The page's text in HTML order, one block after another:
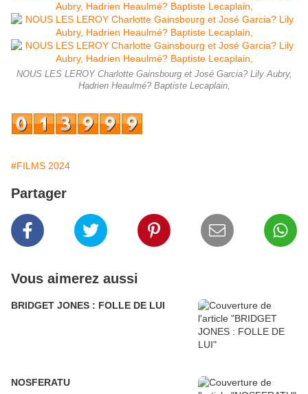
NOUS LES LEROY Charlotte Gainsbourg et José Garcia? Lily Aubry,
Hadrien Heaulmé? Baptiste Lecaplain,
#FILMS 2024
Partager
Vous aimerez aussi
BRIDGET JONES : FOLLE DE LUI
NOSFERATU